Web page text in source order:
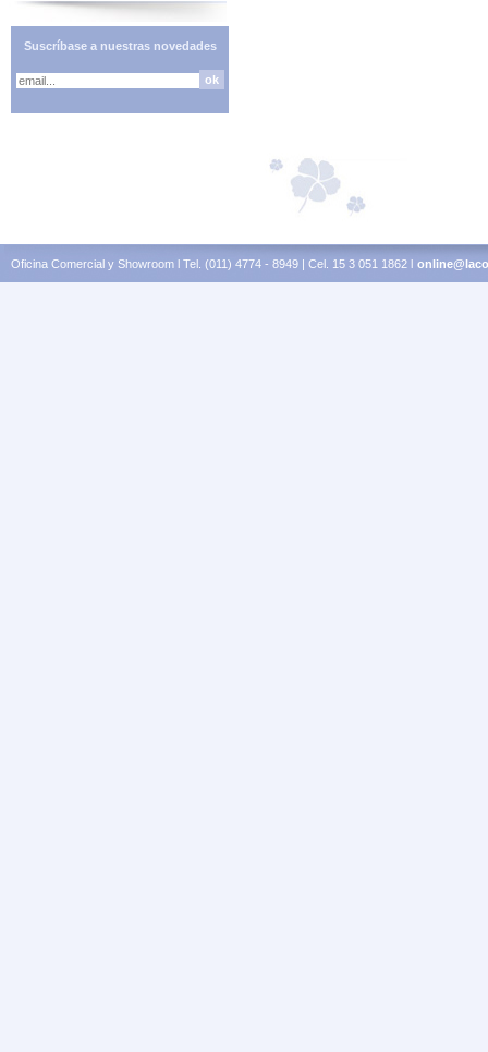
Suscríbase a nuestras novedades
Oficina Comercial y Showroom l Tel. (011) 4774 - 8949 | Cel. 15 3 051 1862 l